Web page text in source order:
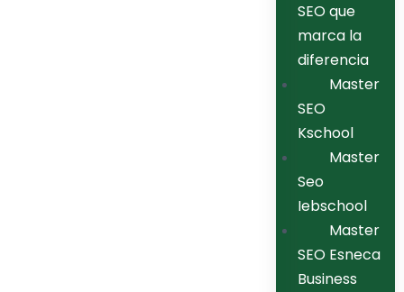
SEO que
marca la
diferencia
Master
SEO
Kschool
Master
Seo
Iebschool
Master
SEO Esneca
Business